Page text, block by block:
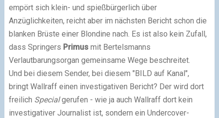
empört sich klein- und spießbürgerlich über
Anzüglichkeiten, reicht aber im nächsten Bericht schon die
blanken Brüste einer Blondine nach. Es ist also kein Zufall,
dass Springers Primusmit Bertelsmanns
Verlautbarungsorgan gemeinsame Wege beschreitet.
Und bei diesem Sender, bei diesem "BILD auf Kanal",
bringt Wallraff einen investigativen Bericht? Der wird dort
freilich Specialgerufen - wie ja auch Wallraff dort kein
investigativer Journalist ist, sondern ein Undercover-